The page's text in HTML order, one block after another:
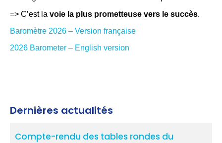
=> C’est la voie la plus prometteuse vers le succès.
Baromètre 2026 – Version française
2026 Barometer – English version
Dernières actualités
Compte-rendu des tables rondes du